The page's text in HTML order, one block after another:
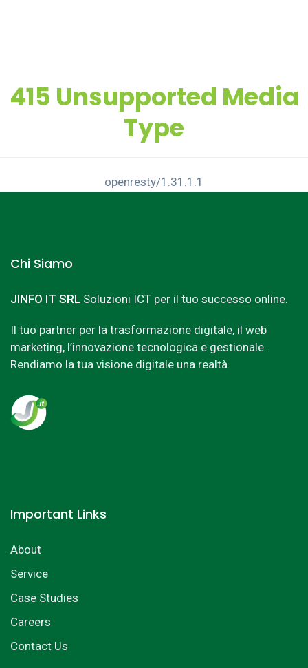
415 Unsupported Media
Type
openresty/1.31.1.1
Chi Siamo
JINFO IT SRL Soluzioni ICT per il tuo successo online.
Il tuo partner per la trasformazione digitale, il web
marketing, l’innovazione tecnologica e gestionale.
Rendiamo la tua visione digitale una realtà.
Important Links
About
Service
Case Studies
Careers
Contact Us